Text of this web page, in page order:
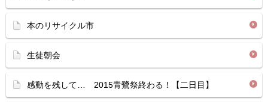
本のリサイクル市
生徒朝会
感動を残して… 2015青鷺祭終わる！【二日目】